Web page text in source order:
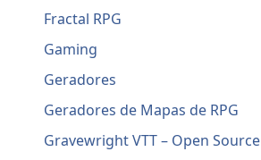
Fractal RPG
Gaming
Geradores
Geradores de Mapas de RPG
Gravewright VTT – Open Source